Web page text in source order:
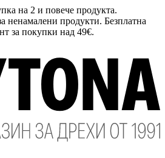
на 2 и повече продукта.
ненамалени продукти. Безплатна
за покупки над 49€.